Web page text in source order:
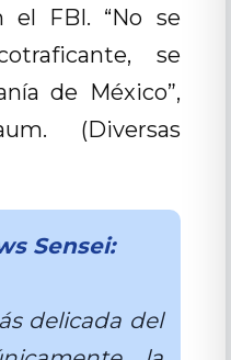
el FBI. “No se
se
de México”,
(Diversas
Sensei:
delicada del